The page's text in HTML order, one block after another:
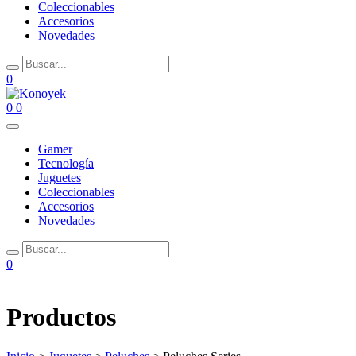
Coleccionables
Accesorios
Novedades
0
0 0
Gamer
Tecnología
Juguetes
Coleccionables
Accesorios
Novedades
0
Productos